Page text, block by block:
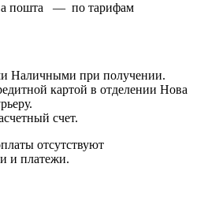
— по тарифам
Наличными при получении.
картой в отделении Нова
счет.
отсутствуют
и платежи.